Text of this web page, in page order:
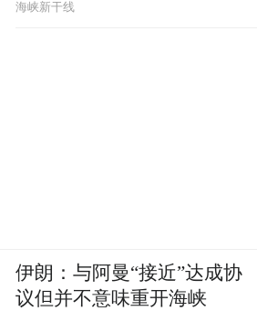
海峡新干线
伊朗：与阿曼“接近”达成协
议但并不意味重开海峡